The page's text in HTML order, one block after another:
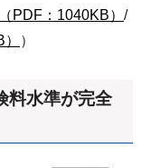
PDF：1040KB） /
）
料水準が完全